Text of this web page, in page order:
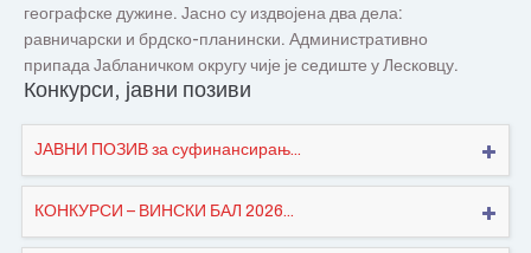
географске дужине. Јасно су издвојена два дела:
равничарски и брдско-планински. Административно
припада Јабланичком округу чије је седиште у Лесковцу.
Конкурси, јавни позиви
ЈАВНИ ПОЗИВ за суфинансирањ...
КОНКУРСИ – ВИНСКИ БАЛ 2026...